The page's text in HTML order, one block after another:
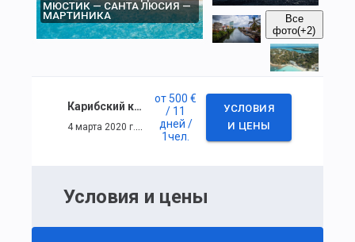
МЮСТИК — САНТА ЛЮСИЯ —
МАРТИНИКА
Все
фото(+2)
Карибский круиз: Мартиника — Сент Винсент и Гренадины — Мюстик — Санта Люсия — Мартиника
4 марта 2020 г. — 14 марта 2020 г.
от 500 €
/ 11
дней /
1чел.
УСЛОВИЯ
И ЦЕНЫ
Условия и цены